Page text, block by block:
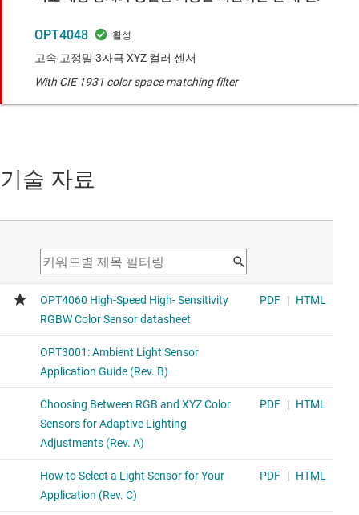
OPT4048
고속 고정밀 3자극 XYZ 컬러 센서
With CIE 1931 color space matching filter
기술 자료